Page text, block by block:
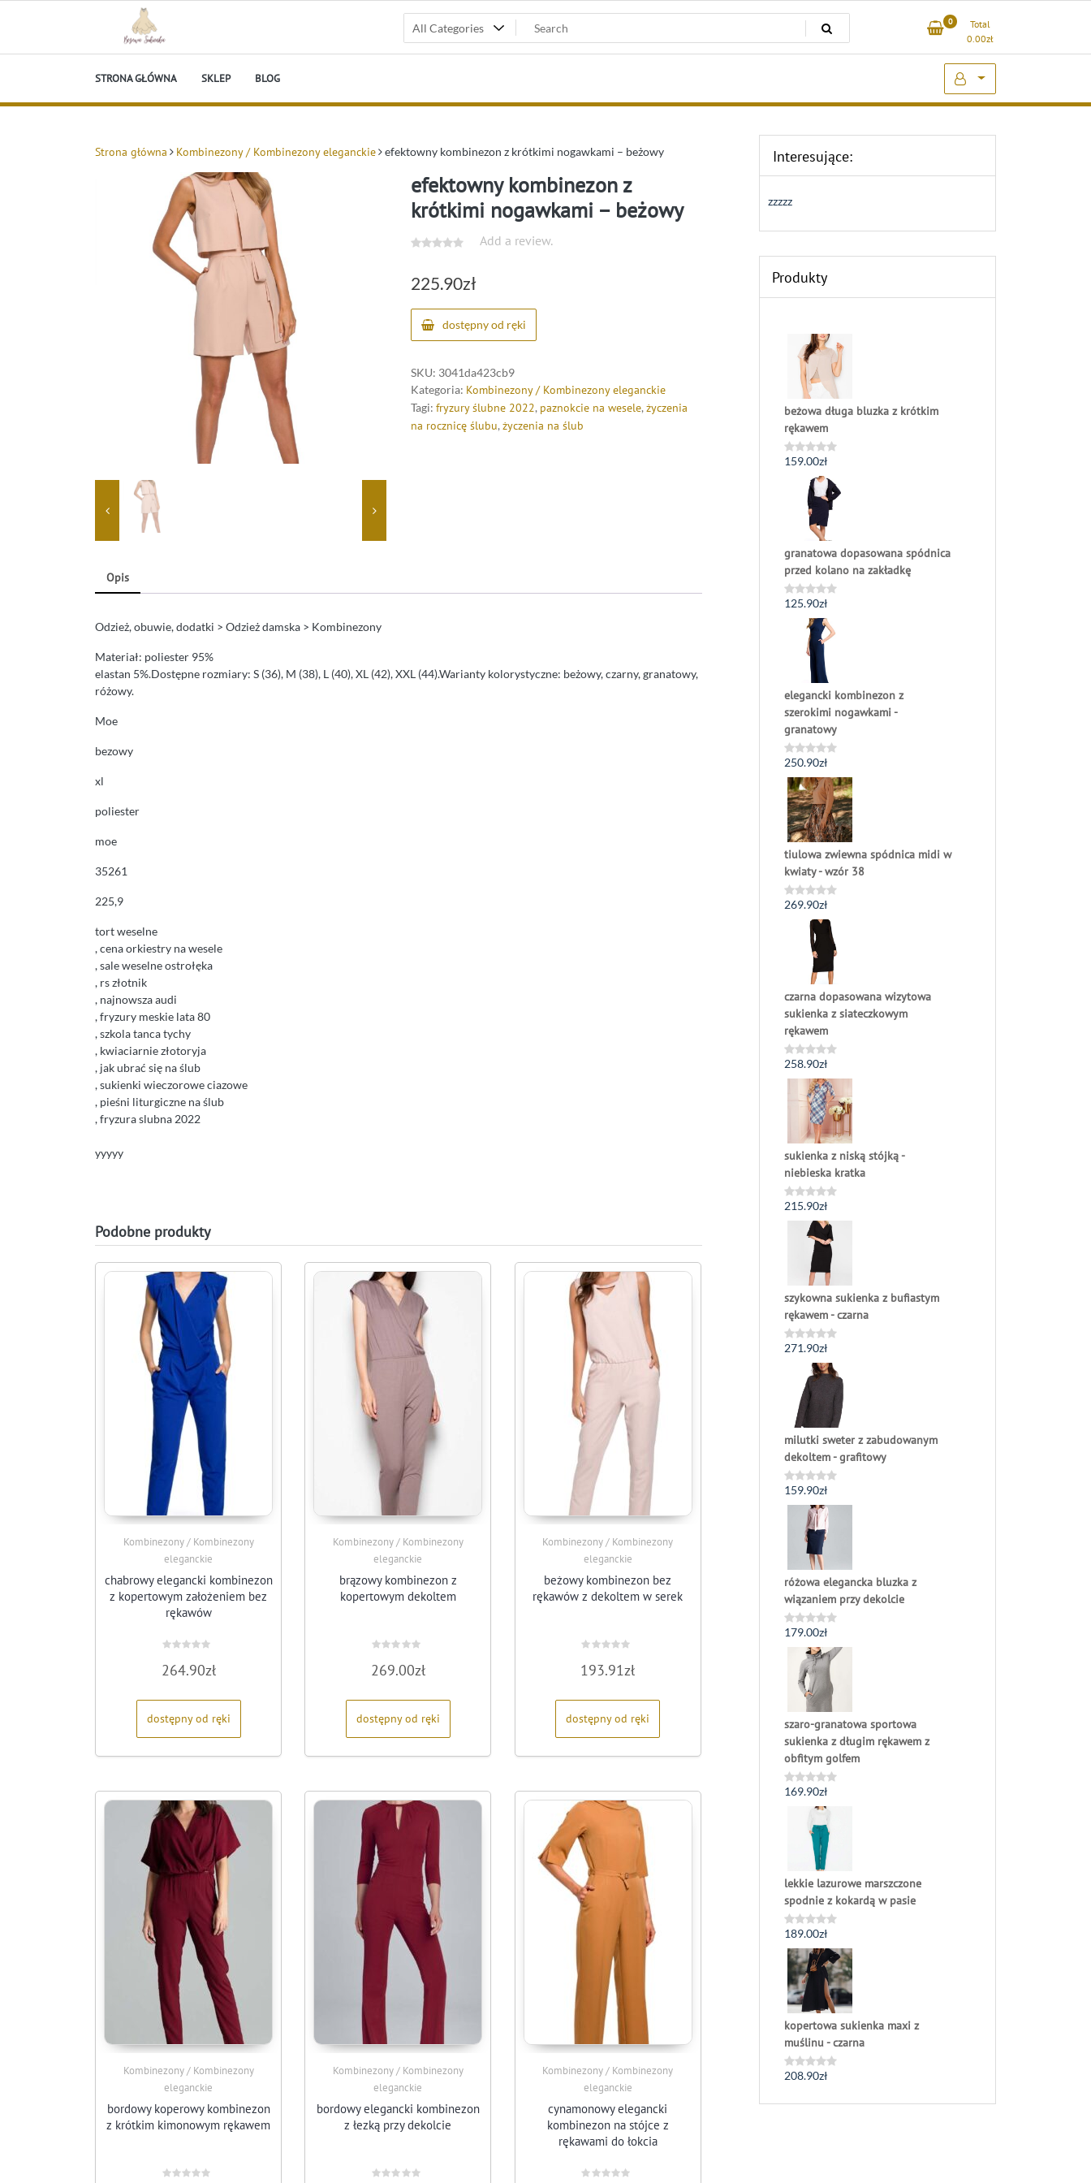
Beżowa Sukienka
0
Total
0.00zł
STRONA GŁÓWNA SKLEP BLOG
Strona główna Kombinezony / Kombinezony eleganckie efektowny kombinezon z krótkimi nogawkami – beżowy
efektowny kombinezon z
krótkimi nogawkami – beżowy
Add a review.
225.90zł
dostępny od ręki
SKU: 3041da423cb9
Kategoria: Kombinezony / Kombinezony eleganckie
Tagi: fryzury ślubne 2022, paznokcie na wesele, życzenia
na rocznicę ślubu, życzenia na ślub
Opis
Odzież, obuwie, dodatki > Odzież damska > Kombinezony
Materiał: poliester 95%
elastan 5%.Dostępne rozmiary: S (36), M (38), L (40), XL (42), XXL (44).Warianty kolorystyczne: beżowy, czarny, granatowy,
różowy.
Moe
bezowy
xl
poliester
moe
35261
225,9
tort weselne
, cena orkiestry na wesele
, sale weselne ostrołęka
, rs złotnik
, najnowsza audi
, fryzury meskie lata 80
, szkola tanca tychy
, kwiaciarnie złotoryja
, jak ubrać się na ślub
, sukienki wieczorowe ciazowe
, pieśni liturgiczne na ślub
, fryzura slubna 2022
yyyyy
Podobne produkty
Kombinezony / Kombinezony
eleganckie
chabrowy elegancki kombinezon
z kopertowym założeniem bez
rękawów
0
na
264.90zł
dostępny od ręki
Kombinezony / Kombinezony
eleganckie
brązowy kombinezon z
kopertowym dekoltem
0
na
269.00zł
dostępny od ręki
Kombinezony / Kombinezony
eleganckie
beżowy kombinezon bez
rękawów z dekoltem w serek
0
na
193.91zł
dostępny od ręki
Kombinezony / Kombinezony
eleganckie
bordowy koperowy kombinezon
z krótkim kimonowym rękawem
Kombinezony / Kombinezony
eleganckie
bordowy elegancki kombinezon
z łezką przy dekolcie
Kombinezony / Kombinezony
eleganckie
cynamonowy elegancki
kombinezon na stójce z
rękawami do łokcia
Interesujące:
zzzzz
Produkty
beżowa długa bluzka z krótkim
rękawem
Oceniono
159.00zł
granatowa dopasowana spódnica
przed kolano na zakładkę
Oceniono
125.90zł
elegancki kombinezon z
szerokimi nogawkami -
granatowy
Oceniono
0
na
5
250.90zł
tiulowa zwiewna spódnica midi w
kwiaty - wzór 38
Oceniono
269.90zł
czarna dopasowana wizytowa
sukienka z siateczkowym
rękawem
Oceniono
0
258.90zł
sukienka z niską stójką -
niebieska kratka
Oceniono
215.90zł
szykowna sukienka z bufiastym
rękawem - czarna
Oceniono
271.90zł
milutki sweter z zabudowanym
dekoltem - grafitowy
Oceniono
0
159.90zł
różowa elegancka bluzka z
wiązaniem przy dekolcie
Oceniono
179.00zł
szaro-granatowa sportowa
sukienka z długim rękawem z
obfitym golfem
Oceniono
169.90zł
lekkie lazurowe marszczone
spodnie z kokardą w pasie
Oceniono
0
na
189.00zł
kopertowa sukienka maxi z
muślinu - czarna
Oceniono
na
208.90zł